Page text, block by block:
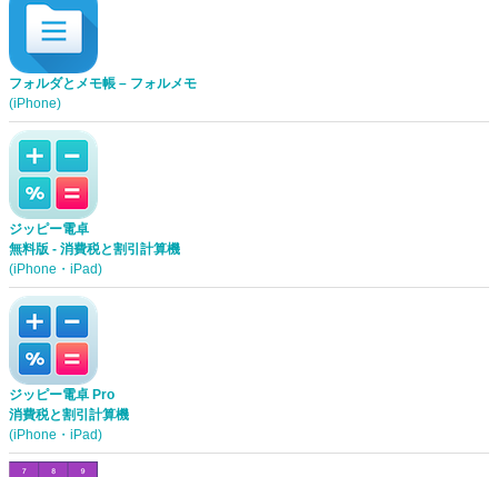
フォルダとメモ帳 – フォルメモ
(iPhone)
ジッピー電卓
無料版 - 消費税と割引計算機
(iPhone・iPad)
ジッピー電卓 Pro
消費税と割引計算機
(iPhone・iPad)